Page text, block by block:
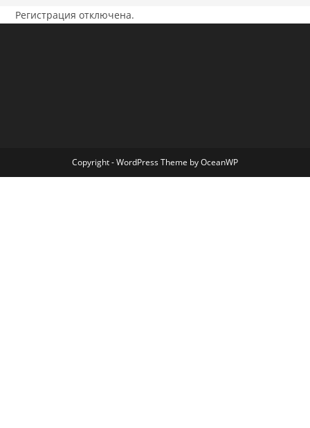
Регистрация отключена.
Copyright - WordPress Theme by OceanWP